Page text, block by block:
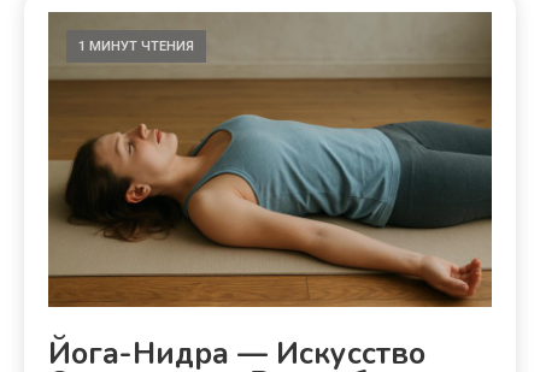
1 МИНУТ ЧТЕНИЯ
Йога-Нидра — Искусство